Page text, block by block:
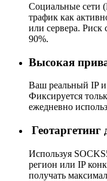
Социальные сети
трафик как
или сервера. Риск
90%.
Высокая
Ваш реальный IP
Фиксируется
ежедневно
Геотаргетинг
Используя
регион или IP
получать